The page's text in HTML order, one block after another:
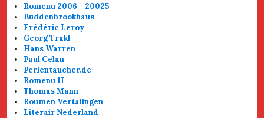
Romenu 2006 - 20025
Buddenbrookhaus
Frédéric Leroy
Georg Trakl
Hans Warren
Paul Celan
Perlentaucher.de
Romenu II
Thomas Mann
Roumen Vertalingen
Literair Nederland